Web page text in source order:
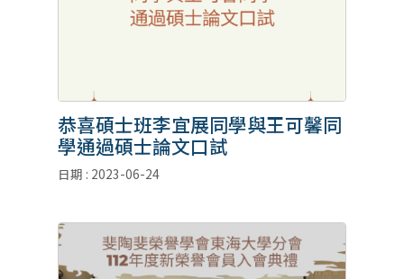
恭喜碩士班李宜展同學與王可馨同
學通過碩士論文口試
日期 : 2023-06-24